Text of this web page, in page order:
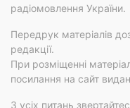
радіомовлення України.
Передрук матеріалів
редакції.
При розміщенні
посилання на сайт
З усіх питань